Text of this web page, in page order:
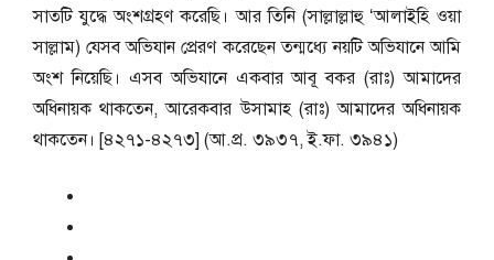
সাতটি যুদ্ধে অংশগ্রহণ করেছি। আর তিনি (সাল্লাল্লাহু ‘আলাইহি ওয়া
সাল্লাম) যেসব অভিযান প্রেরণ করেছেন তন্মধ্যে নয়টি অভিযানে আমি
অংশ নিয়েছি। এসব অভিযানে একবার আবূ বকর (রাঃ) আমাদের
অধিনায়ক থাকতেন, আরেকবার উসামাহ (রাঃ) আমাদের অধিনায়ক
থাকতেন। [৪২৭১-৪২৭৩] (আ.প্র. ৩৯৩৭, ই.ফা. ৩৯৪১)